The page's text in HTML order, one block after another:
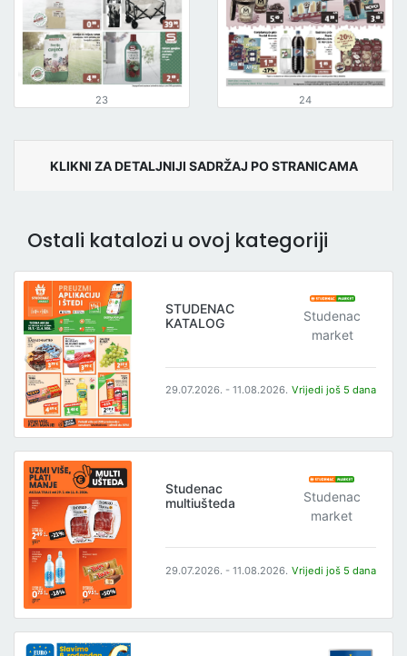
23 24
KLIKNI ZA DETALJNIJI SADRŽAJ PO STRANICAMA
Ostali katalozi u ovoj kategoriji
STUDENAC
KATALOG
Studenac
market
29.07.2026. - 11.08.2026. Vrijedi još 5 dana
Studenac
multiušteda
Studenac
market
29.07.2026. - 11.08.2026. Vrijedi još 5 dana